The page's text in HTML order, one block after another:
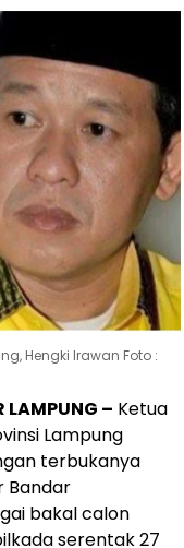
Hengki Irawan Foto :
LAMPUNG – Ketua
Lampung
terbukanya
Bandar
bakal calon
serentak 27